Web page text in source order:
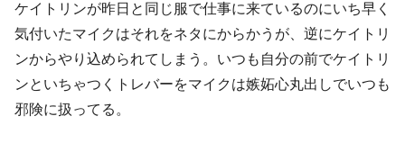
ケイトリンが昨日と同じ服で仕事に来ているのにいち早く
気付いたマイクはそれをネタにからかうが、逆にケイトリ
ンからやり込められてしまう。いつも自分の前でケイトリ
ンといちゃつくトレバーをマイクは嫉妬心丸出しでいつも
邪険に扱ってる。